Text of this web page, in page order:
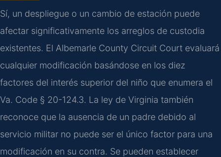
Sí, un despliegue o un cambio de estación puede
afectar significativamente los arreglos de custodia
existentes. El Albemarle County Circuit Court evaluará
cualquier modificación basándose en los diez
factores del interés superior del niño que enumera el
Va. Code § 20-124.3. La ley de Virginia también
reconoce que la ausencia de un padre debido al
servicio militar no puede ser el único factor para una
modificación en su contra. Se pueden establecer